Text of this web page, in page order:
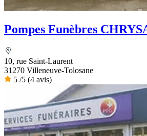
Pompes Funèbres
10, rue Saint-Laurent
31270 Villeneuve-Tolosane
5 /5 (4 avis)